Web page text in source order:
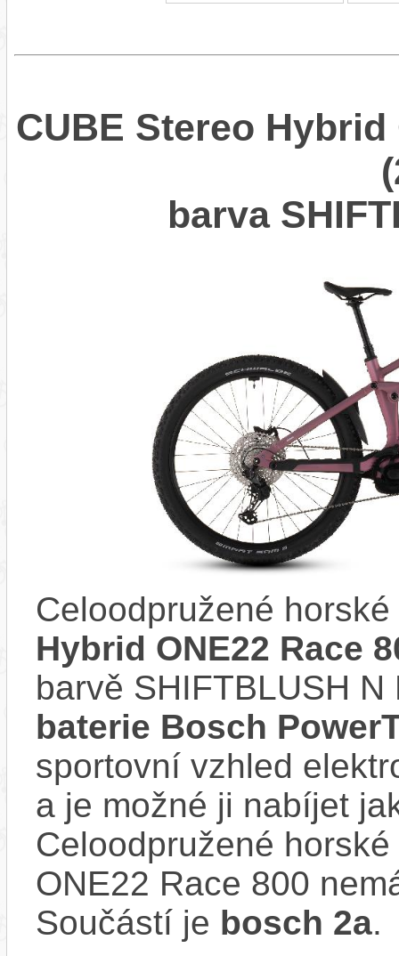
CUBE Stereo Hybrid
barva
Celoodpružené
Hybrid ONE22 Race
barvě SHIFTBLUSH
baterie Bosch
sportovní vzhled
a je možné ji nabíjet
Celoodpružené
ONE22 Race 800
Součástí je bosch 2a.